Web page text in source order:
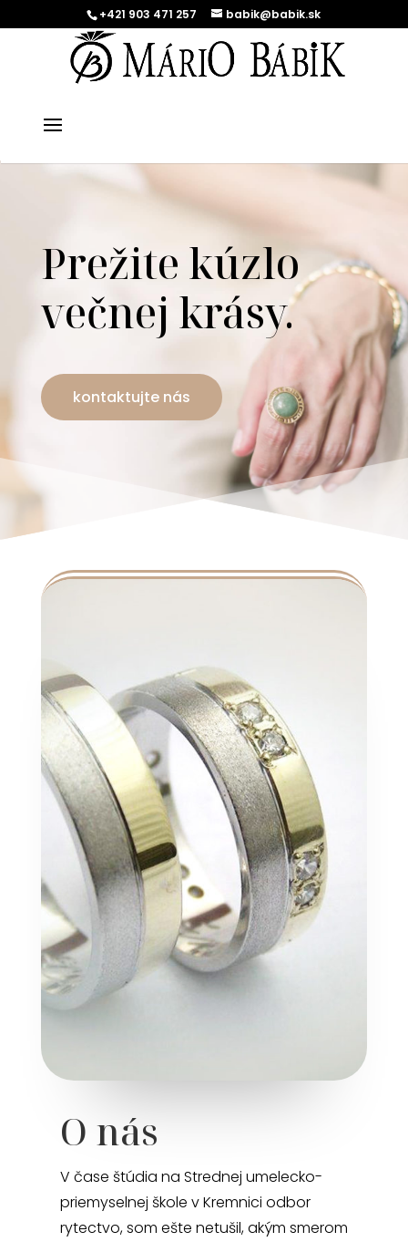
+421 903 471 257 babik@babik.sk
Prežite kúzlo
večnej krásy.
kontaktujte nás
O nás
V čase štúdia na Strednej umelecko-
priemyselnej škole v Kremnici odbor
rytectvo, som ešte netušil, akým smerom